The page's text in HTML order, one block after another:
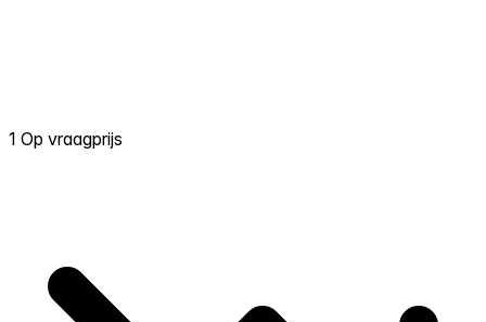
1 Op vraagprijs